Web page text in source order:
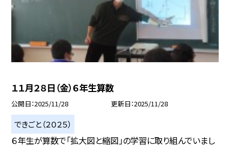
１１月２８日（金）６年生算数
公開日 2025/11/28 更新日 2025/11/28
できごと（２０２５）
６年生が算数で「拡大図と縮図」の学習に取り組んでいまし